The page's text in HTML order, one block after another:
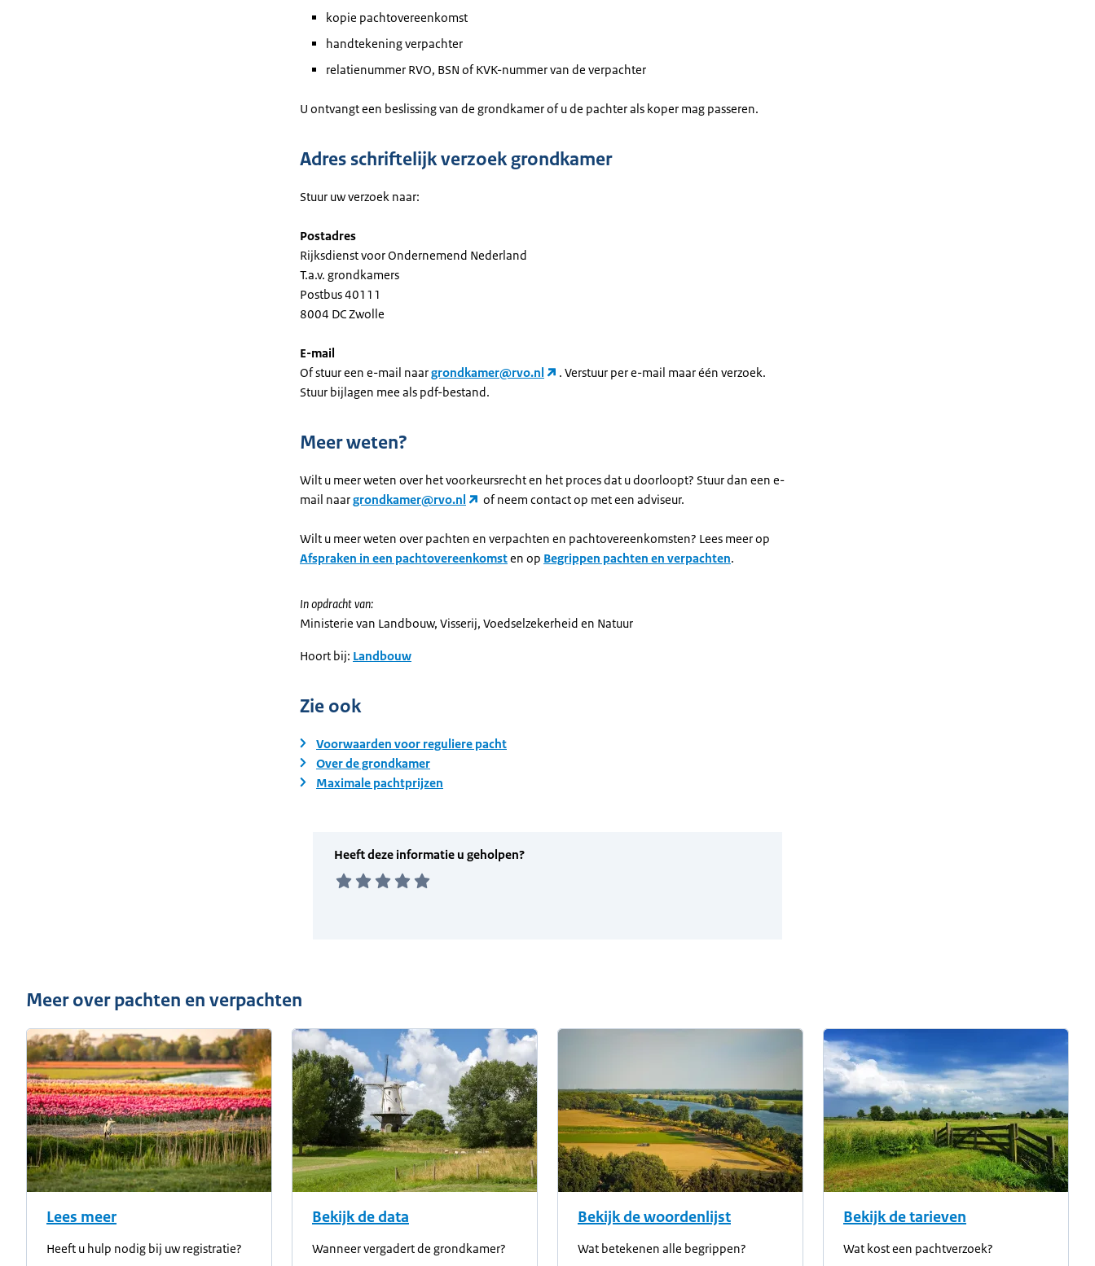
kopie pachtovereenkomst
handtekening verpachter
relatienummer RVO, BSN of KVK-nummer van de verpachter
U ontvangt een beslissing van de grondkamer of u de pachter als koper mag passeren.
Adres schriftelijk verzoek grondkamer
Stuur uw verzoek naar:
Postadres
Rijksdienst voor Ondernemend Nederland
T.a.v. grondkamers
Postbus 40111
8004 DC Zwolle
E-mail
Of stuur een e-mail naargrondkamer@rvo.nl
. Verstuur per e-mail maar één verzoek.
Stuur bijlagen mee als pdf-bestand.
Meer weten?
Wilt u meer weten over het voorkeursrecht en het proces dat u doorloopt? Stuur dan een e-
mail naargrondkamer@rvo.nl of neem contact op met een adviseur.
Wilt u meer weten over pachten en verpachten en pachtovereenkomsten? Lees meer op
Afspraken in een pachtovereenkomsten op Begrippen pachten en verpachten.
In opdracht van:
Ministerie van Landbouw, Visserij, Voedselzekerheid en Natuur
Hoort bij: Landbouw
Zie ook
Voorwaarden voor reguliere pacht
Over de grondkamer
Maximale pachtprijzen
Meer over pachten en verpachten
Lees meer
Heeft u hulp nodig bij uw registratie?
Bekijk de data
Wanneer vergadert de grondkamer?
Bekijk de woordenlijst
Wat betekenen alle begrippen?
Bekijk de tarieven
Wat kost een pachtverzoek?